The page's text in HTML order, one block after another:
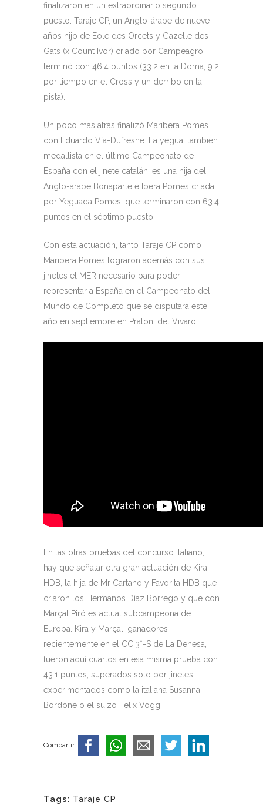
finalizaron en un extraordinario segundo
puesto. Taraje CP, un Anglo-árabe de nueve
años hijo de Eole des Orcets y Gazelle des
Gats (x Count Ivor) criado por Campeagro
terminó con 46.4 puntos (33.2 en la Doma, 9.2
por tiempo en el Cross y un derribo en la
pista).
Un poco más atrás finalizó Maribera Pomes
con Eduardo Vía-Dufresne. La yegua, también
medallista en el último Campeonato de
España con el jinete catalán, es una hija del
Anglo-árabe Bonaparte e Ibera Pomes criada
por Yeguada Pomes, que terminaron con 63.4
puntos en el séptimo puesto.
Con esta actuación, tanto Taraje CP como
Maribera Pomes lograron además con sus
jinetes el MER necesario para poder
representar a España en el Campeonato del
Mundo de Completo que se disputará este
año en septiembre en Pratoni del Vivaro.
En las otras pruebas del concurso italiano,
hay que señalar otra gran actuación de Kira
HDB, la hija de Mr Cartano y Favorita HDB que
criaron los Hermanos Díaz Borrego y que con
Marçal Piró es actual subcampeona de
Europa. Kira y Marçal, ganadores
recientemente en el CCI3*-S de La Dehesa,
fueron aquí cuartos en esa misma prueba con
43.1 puntos, superados solo por jinetes
experimentados como la italiana Susanna
Bordone o el suizo Felix Vogg.
Compartir
Tags: Taraje CP